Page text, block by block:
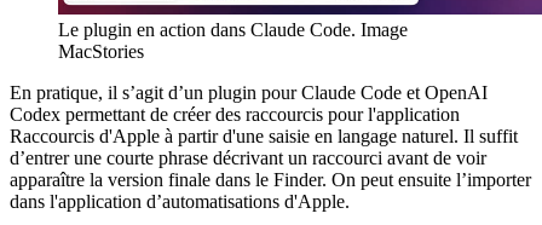
Le plugin en action dans Claude Code. Image
MacStories
En pratique, il s’agit d’un plugin pour Claude Code et OpenAI
Codex permettant de créer des raccourcis pour l'application
Raccourcis d'Apple à partir d'une saisie en langage naturel. Il suffit
d’entrer une courte phrase décrivant un raccourci avant de voir
apparaître la version finale dans le Finder. On peut ensuite l’importer
dans l'application d’automatisations d'Apple.